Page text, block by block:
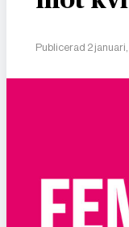
Publicerad 2